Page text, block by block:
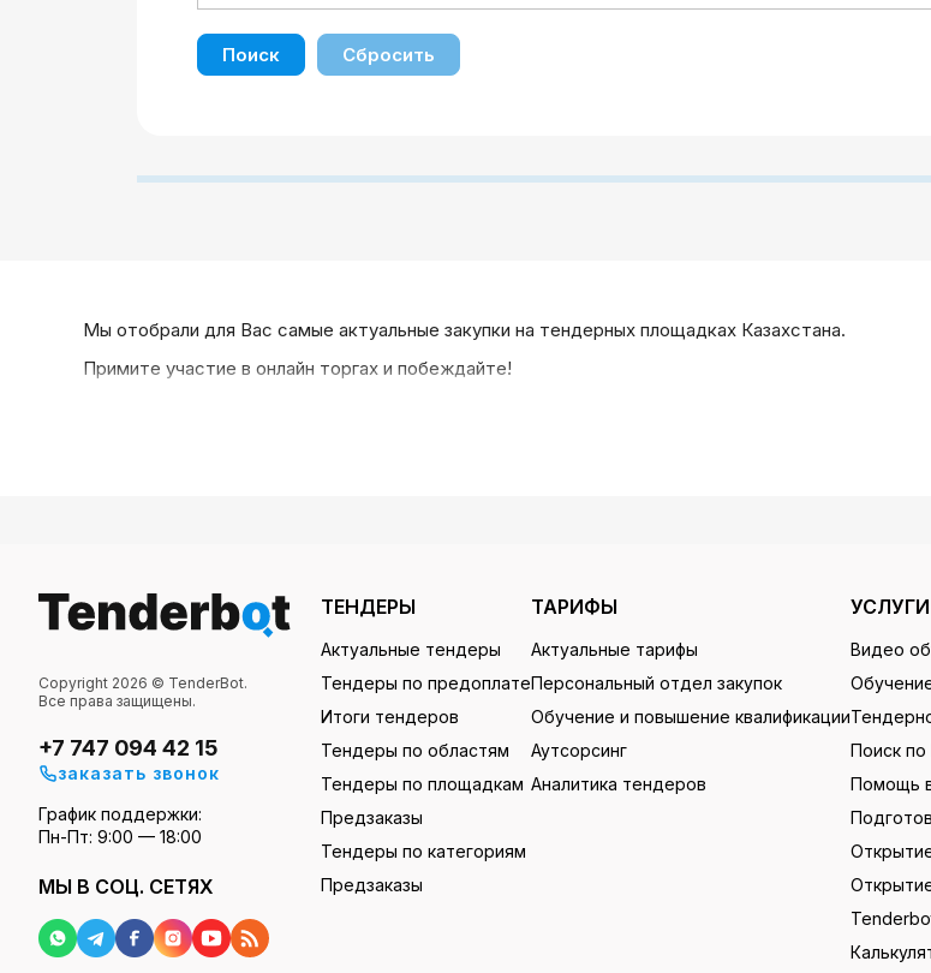
Поиск Сбросить
Мы отобрали для Вас самые актуальные закупки на тендерных площадках Казахстана.
Примите участие в онлайн торгах и побеждайте!
Copyright 2026 © TenderBot.
Все права защищены.
+7 747 094 42 15
заказать звонок
График поддержки:
Пн-Пт: 9:00 — 18:00
МЫ В СОЦ. СЕТЯХ
ТЕНДЕРЫ
Актуальные тендеры
Тендеры по предоплате
Итоги тендеров
Тендеры по областям
Тендеры по площадкам
Предзаказы
Тендеры по категориям
Предзаказы
ТАРИФЫ
Актуальные тарифы
Персональный отдел закупок
Обучение и повышение квалификации
Аутсорсинг
Аналитика тендеров
УСЛУГИ
Видео
Поиск по
Помощь